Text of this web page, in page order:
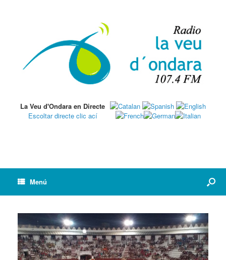
La Veu d'Ondara en Directe
Escoltar directe clic ací
Menú